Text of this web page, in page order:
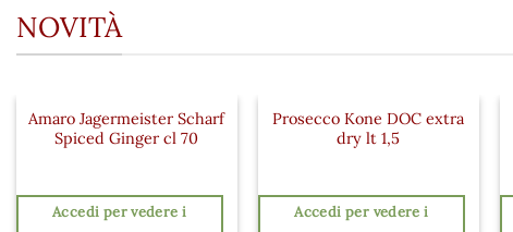
NOVITÀ
Amaro Jagermeister Scharf
Spiced Ginger cl 70
Accedi per vedere i
Prosecco Kone DOC extra
dry lt 1,5
Accedi per vedere i